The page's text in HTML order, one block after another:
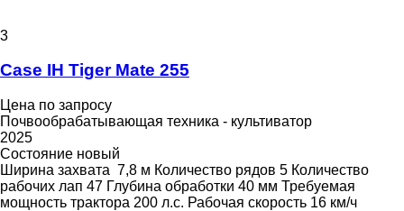
3
Case IH Tiger Mate 255
Цена по запросу
Почвообрабатывающая техника - культиватор
2025
Состояние новый
Ширина захвата 7,8 м Количество рядов 5 Количество
рабочих лап 47 Глубина обработки 40 мм Требуемая
мощность трактора 200 л.с. Рабочая скорость 16 км/ч